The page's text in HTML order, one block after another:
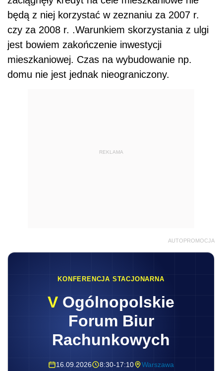
będą z niej korzystać w zeznaniu za 2007 r.
czy za 2008 r. .Warunkiem skorzystania z ulgi
jest bowiem zakończenie inwestycji
mieszkaniowej. Czas na wybudowanie np.
domu nie jest jednak nieograniczony.
REKLAMA
AUTOPROMOCJA
KONFERENCJA STACJONARNA
V Ogólnopolskie
Forum Biur
Rachunkowych
16.09.2026 8:30-17:10 Warszawa